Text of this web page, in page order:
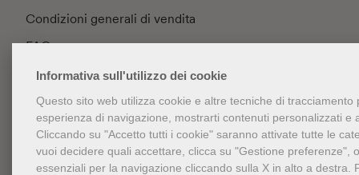
Informativa sull'utilizzo dei cookie
Questo sito web utilizza cookie e altre tecniche di tracciamento
esperienza di navigazione, mostrarti contenuti personalizzati e
Cliccando su "Accetto tutti i cookie" saranno attivate tutte le
vuoi decidere quali accettare, clicca su "Gestione preferenze",
essenziali per la navigazione cliccando sulla X in alto a destra.
Condizioni generali di vendita
FAQ
Privacy
Cookie Policy
Gestione cookie
Accessibilità